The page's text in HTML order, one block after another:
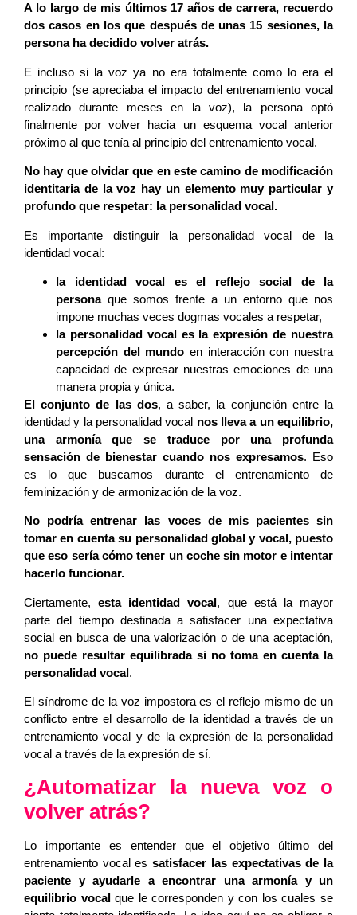
A lo largo de mis últimos 17 años de carrera, recuerdo
dos casos en los que después de unas 15 sesiones, la
persona ha decidido volver atrás.
E incluso si la voz ya no era totalmente como lo era el
principio (se apreciaba el impacto del entrenamiento vocal
realizado durante meses en la voz), la persona optó
finalmente por volver hacia un esquema vocal anterior
próximo al que tenía al principio del entrenamiento vocal.
No hay que olvidar que en este camino de modificación
identitaria de la voz hay un elemento muy particular y
profundo que respetar: la personalidad vocal.
Es importante distinguir la personalidad vocal de la
identidad vocal:
la identidad vocal es el reflejo social de la
personaque somos frente a un entorno que nos
impone muchas veces dogmas vocales a respetar,
la personalidad vocal es la expresión de nuestra
percepción del mundo en interacción con nuestra
capacidad de expresar nuestras emociones de una
manera propia y única.
El conjunto de las dos, a saber, la conjunción entre la
identidad y la personalidad vocal nos lleva a un equilibrio,
una armonía que se traduce por una profunda
sensación de bienestar cuando nos expresamos. Eso
es lo que buscamos durante el entrenamiento de
feminización y de armonización de la voz.
No podría entrenar las voces de mis pacientes sin
tomar en cuenta su personalidad global y vocal, puesto
que eso sería cómo tener un coche sin motor e intentar
hacerlo funcionar.
Ciertamente,esta identidad vocal, que está la mayor
parte del tiempo destinada a satisfacer una expectativa
social en busca de una valorización o de una aceptación,
no puede resultar equilibrada si no toma en cuenta la
personalidad vocal.
El síndrome de la voz impostora es el reflejo mismo de un
conflicto entre el desarrollo de la identidad a través de un
entrenamiento vocal y de la expresión de la personalidad
vocal a través de la expresión de sí.
¿Automatizar la nueva voz o
volver atrás?
Lo importante es entender que el objetivo último del
entrenamiento vocal essatisfacer las expectativas de la
paciente y ayudarle a encontrar una armonía y un
equilibrio vocalque le corresponden y con los cuales se